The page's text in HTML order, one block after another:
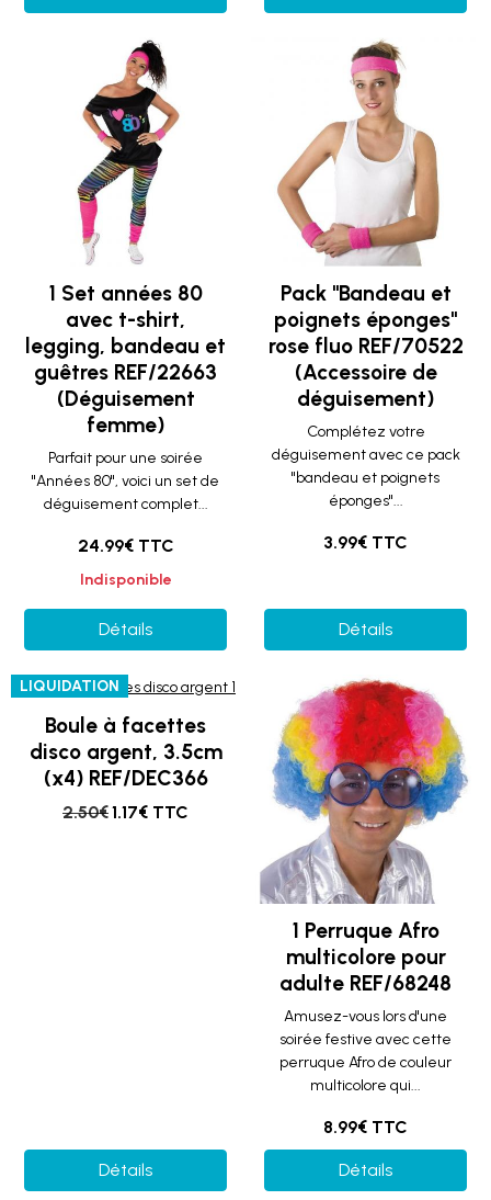
1 Set années 80
avec t-shirt,
legging, bandeau et
guêtres REF/22663
(Déguisement
femme)
Parfait pour une soirée
"Années 80", voici un set de
déguisement complet...
24.99€ TTC
Indisponible
Détails
Pack "Bandeau et
poignets éponges"
rose fluo REF/70522
(Accessoire de
déguisement)
Complétez votre
déguisement avec ce pack
"bandeau et poignets
éponges"...
3.99€ TTC
Détails
LIQUIDATION
Boule à facettes
disco argent, 3.5cm
(x4) REF/DEC366
2.50€1.17€ TTC
Détails
1 Perruque Afro
multicolore pour
adulte REF/68248
Amusez-vous lors d'une
soirée festive avec cette
perruque Afro de couleur
multicolore qui...
8.99€ TTC
Détails